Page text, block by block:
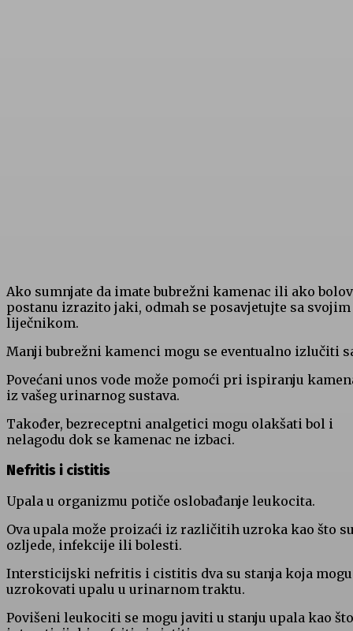
Ako sumnjate da imate bubrežni kamenac ili ako
postanu izrazito jaki, odmah se posavjetujte sa svojim
liječnikom.
Manji bubrežni kamenci mogu se eventualno izlučiti
Povećani unos vode može pomoći pri ispiranju
iz vašeg urinarnog sustava.
Također, bezreceptni analgetici mogu olakšati bol i
nelagodu dok se kamenac ne izbaci.
Nefritis i cistitis
Upala u organizmu potiče oslobađanje leukocita.
Ova upala može proizaći iz različitih uzroka kao što
ozljede, infekcije ili bolesti.
Intersticijski nefritis i cistitis dva su stanja koja mogu
uzrokovati upalu u urinarnom traktu.
Povišeni leukociti se mogu javiti u stanju upala kao